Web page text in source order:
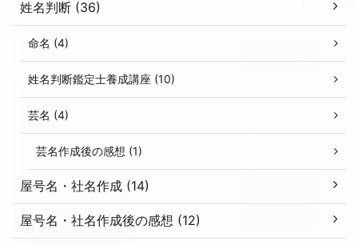
姓名判断 (36)
命名 (4)
姓名判断鑑定士養成講座 (10)
芸名 (4)
芸名作成後の感想 (1)
屋号名・社名作成 (14)
屋号名・社名作成後の感想 (12)